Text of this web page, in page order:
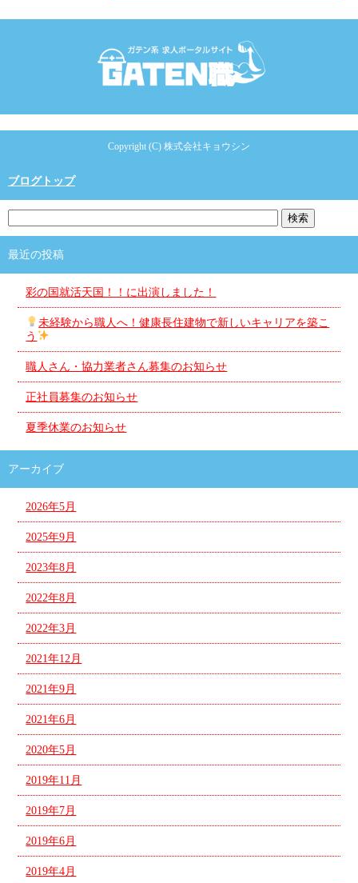
Copyright (C) 株式会社キョウシン
ブログトップ
最近の投稿
彩の国就活天国！！に出演しました！
未経験から職人へ！健康長住建物で新しいキャリアを築こ
う
職人さん・協力業者さん募集のお知らせ
正社員募集のお知らせ
夏季休業のお知らせ
アーカイブ
2026年5月
2025年9月
2023年8月
2022年8月
2022年3月
2021年12月
2021年9月
2021年6月
2020年5月
2019年11月
2019年7月
2019年6月
2019年4月